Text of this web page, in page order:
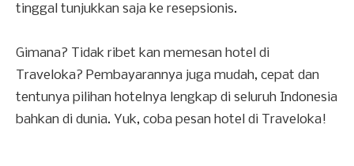
tinggal tunjukkan saja ke resepsionis.
Gimana? Tidak ribet kan memesan hotel di
Traveloka? Pembayarannya juga mudah, cepat dan
tentunya pilihan hotelnya lengkap di seluruh Indonesia
bahkan di dunia. Yuk, coba pesan hotel di Traveloka!